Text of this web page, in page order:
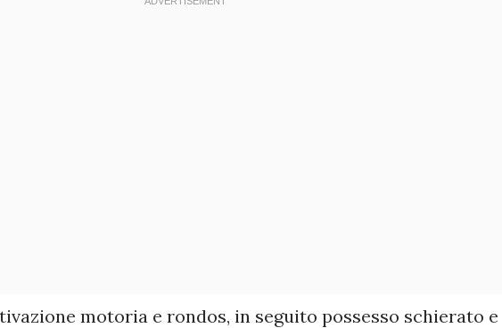
motoria e rondos, in seguito possesso schierato e